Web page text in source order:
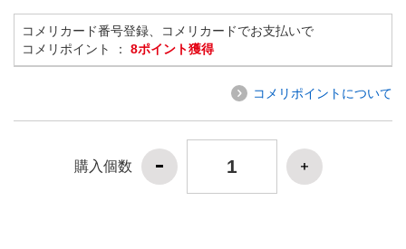
コメリカード番号登録、コメリカードでお支払いで
コメリポイント ： 8ポイント獲得
コメリポイントについて
購入個数